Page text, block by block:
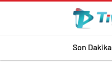
evden
Son Dakika